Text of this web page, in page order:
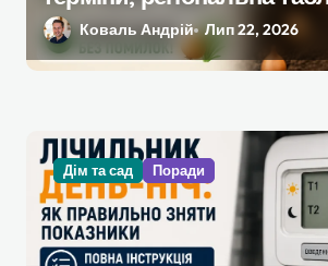
покрокова технологія
Коваль Андрій Лип 22, 2026
Дім та сад Поради